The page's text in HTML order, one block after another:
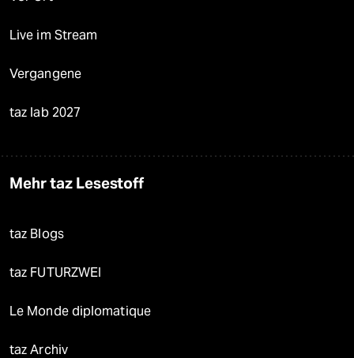
Live im Stream
Vergangene
taz lab 2027
Mehr taz Lesestoff
taz Blogs
taz FUTURZWEI
Le Monde diplomatique
taz Archiv